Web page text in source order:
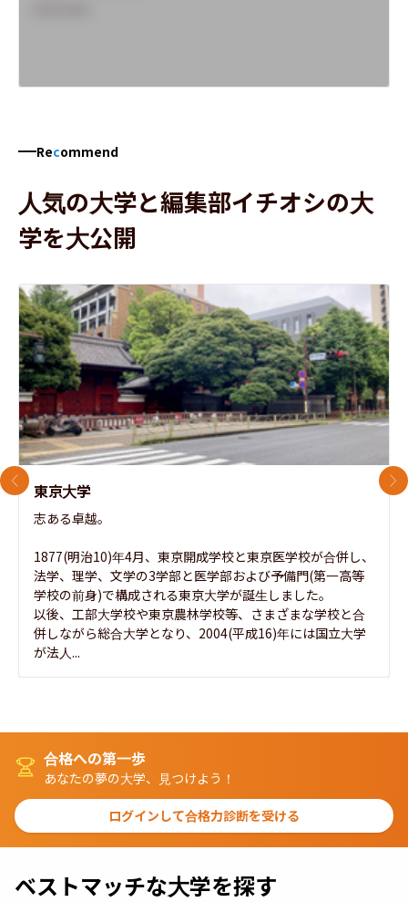
Recommend
人気の大学と編集部イチオシの大
学を大公開
東京大学
志ある卓越。
1877(明治10)年4月、東京開成学校と東京医学校が合併し、
法学、理学、文学の3学部と医学部および予備門(第一高等
学校の前身)で構成される東京大学が誕生しました。
以後、工部大学校や東京農林学校等、さまざまな学校と合
併しながら総合大学となり、2004(平成16)年には国立大学
が法人...
前のスライド 次
合格への第一歩
あなたの夢の大学、見つけよう！
ログインして合格力診断を受ける
ベストマッチな大学を探す